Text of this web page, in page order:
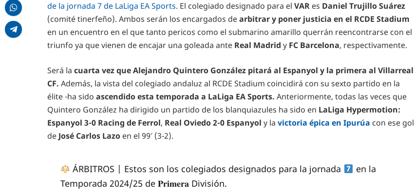
de la jornada 7 de LaLiga EA Sports. El colegiado designado para el VAR es Daniel Trujillo Suárez
(comité tinerfeño). Ambos serán los encargados dearbitrar y poner justicia en el RCDE Stadium
en un encuentro en el que tanto pericos como el submarino amarillo querrán reencontrarse con el
triunfo ya que vienen de encajar una goleada ante Real Madrid y FC Barcelona, respectivamente.
Será la cuarta vez que Alejandro Quintero González pitará al Espanyol y la primera al Villarreal
CF. Además, la vista del colegiado andaluz al RCDE Stadium coincidirá con su sexto partido en la
élite -ha sido ascendido esta temporada a LaLiga EA Sports. Anteriormente, todas las veces que
Quintero González ha dirigido un partido de los blanquiazules ha sido en LaLiga Hypermotion:
Espanyol 3-0 Racing de Ferrol, Real Oviedo 2-0 Espanyol y la victoria épica en Ipurúa con ese gol
de José Carlos Lazo en el 99′ (3-2).
ÁRBITROS | Estos son los colegiados designados para la jornada
en la
Temporada 2024/25 de 𝐏𝐫𝐢𝐦𝐞𝐫𝐚 División.